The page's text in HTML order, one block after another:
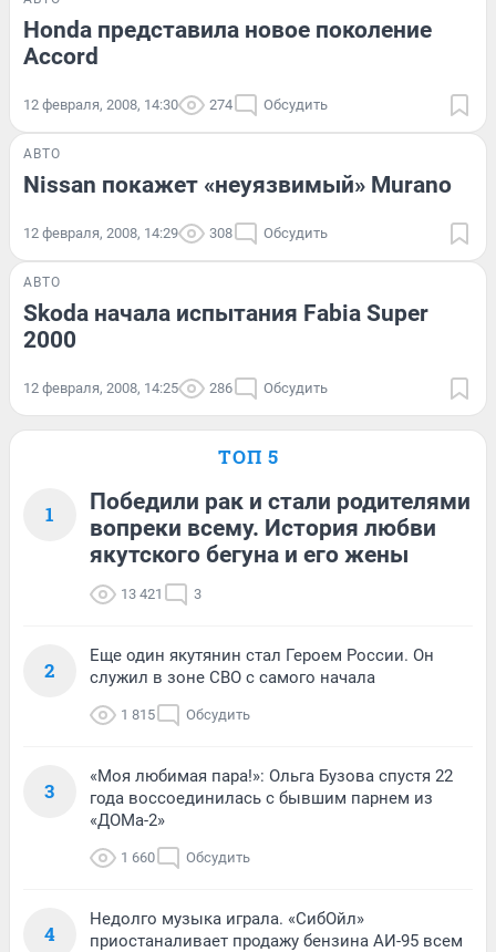
Honda представила новое поколение
Accord
12 февраля, 2008, 14:30 274 Обсудить
АВТО
Nissan покажет «неуязвимый» Murano
12 февраля, 2008, 14:29 308 Обсудить
АВТО
Skoda начала испытания Fabia Super
2000
12 февраля, 2008, 14:25 286 Обсудить
ТОП 5
1
Победили рак и стали родителями
вопреки всему. История любви
якутского бегуна и его жены
13 421 3
2
Еще один якутянин стал Героем России. Он
служил в зоне СВО с самого начала
1 815 Обсудить
3
«Моя любимая пара!»: Ольга Бузова спустя 22
года воссоединилась с бывшим парнем из
«ДОМа-2»
1 660 Обсудить
4
Недолго музыка играла. «СибОйл»
приостаналивает продажу бензина АИ-95 всем